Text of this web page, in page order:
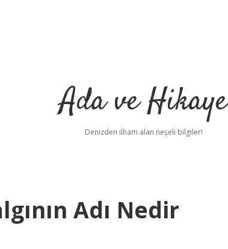
Ada ve Hikaye
Denizden ilham alan neşeli bilgiler!
Adı Nedir